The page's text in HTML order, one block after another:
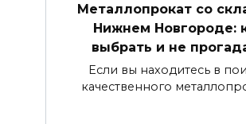
Металлопрокат со
Нижнем Новгороде:
выбрать и не
Если вы находитесь в
качественного